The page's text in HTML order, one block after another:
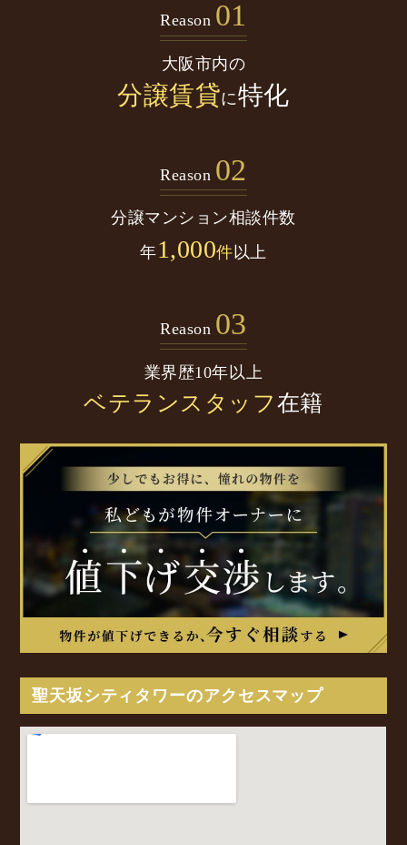
Reason 01
大阪市内の
分譲賃貸に特化
Reason 02
分譲マンション相談件数
年1,000件以上
Reason 03
業界歴10年以上
ベテランスタッフ在籍
聖天坂シティタワーのアクセスマップ